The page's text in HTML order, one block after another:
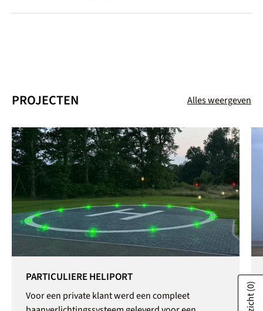
PROJECTEN Alles weergeven
PARTICULIERE HELIPORT
Voor een private klant werd een compleet
(0)